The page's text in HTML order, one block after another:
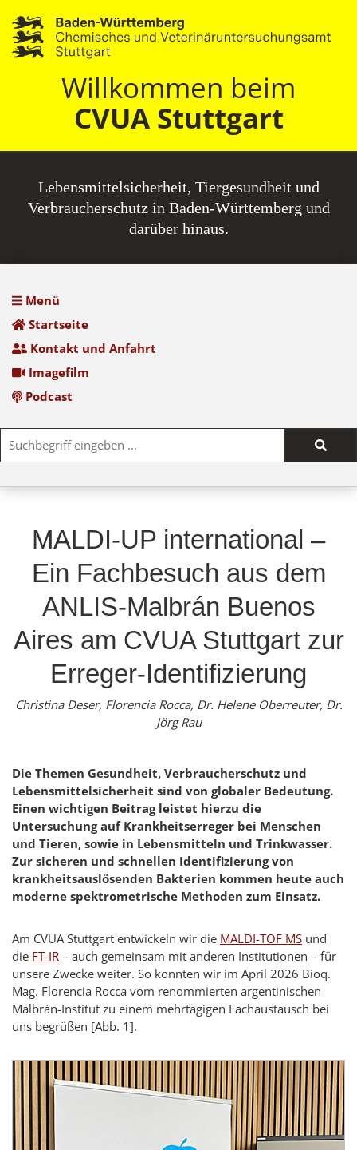
Willkommen beim
CVUA Stuttgart
Lebensmittel­sicherheit, Tiergesundheit und
Verbraucherschutz in Baden-Württemberg und
darüber hinaus.
Menü
Startseite
Kontakt und Anfahrt
Imagefilm
Podcast
MALDI-UP international –
Ein Fachbesuch aus dem
ANLIS-Malbrán Buenos
Aires am CVUA Stuttgart zur
Erreger-Identifizierung
Christina Deser, Florencia Rocca, Dr. Helene Oberreuter, Dr.
Jörg Rau
Die Themen Gesundheit, Verbraucherschutz und
Lebensmittelsicherheit sind von globaler Bedeutung.
Einen wichtigen Beitrag leistet hierzu die
Untersuchung auf Krankheitserreger bei Menschen
und Tieren, sowie in Lebensmitteln und Trinkwasser.
Zur sicheren und schnellen Identifizierung von
krankheitsauslösenden Bakterien kommen heute auch
moderne spektrometrische Methoden zum Einsatz.
Am CVUA Stuttgart entwickeln wir die MALDI-TOF MS und
die FT-IR – auch gemeinsam mit anderen Institutionen – für
unsere Zwecke weiter. So konnten wir im April 2026 Bioq.
Mag. Florencia Rocca vom renommierten argentinischen
Malbrán-Institut zu einem mehrtägigen Fachaustausch bei
uns begrüßen [Abb. 1].